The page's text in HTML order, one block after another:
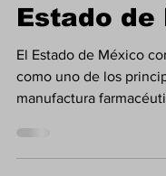
Lerma y
Estado de
El Estado de México